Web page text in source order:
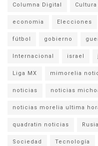
Columna Digital Cultura
economia Elecciones
fútbol gobierno
Internacional israel
Liga MX mimorelia
noticias noticias
noticias morelia ultima
quadratin noticias Rusia
Sociedad Tecnología